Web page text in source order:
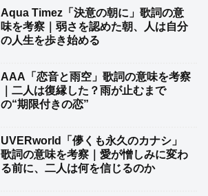
Aqua Timez「決意の朝に」歌詞の意
味を考察｜弱さを認めた朝、人は自分
の人生を歩き始める
AAA「恋音と雨空」歌詞の意味を考察
｜二人は復縁した？雨が止むまで
の“期限付きの恋”
UVERworld「儚くも永久のカナシ」
歌詞の意味を考察｜愛が憎しみに変わ
る前に、二人は何を信じるのか